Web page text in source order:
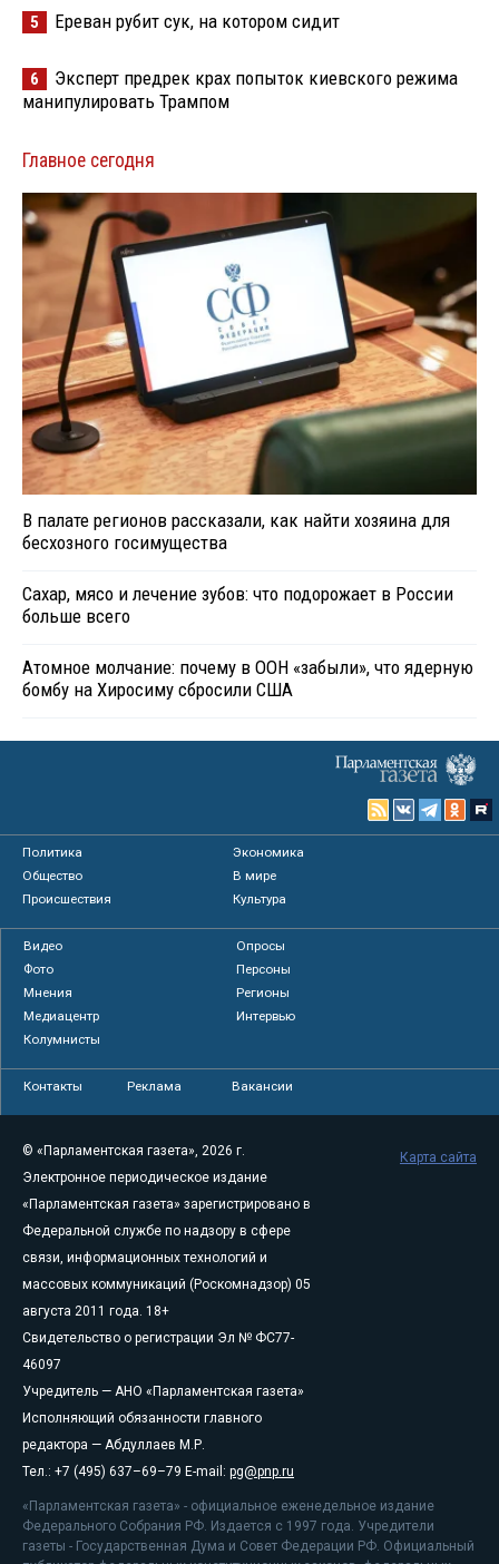
5 Ереван рубит сук, на котором сидит
6
Эксперт предрек крах попыток киевского режима
манипулировать Трампом
Главное сегодня
В палате регионов рассказали, как найти хозяина для
бесхозного госимущества
Сахар, мясо и лечение зубов: что подорожает в России
больше всего
Атомное молчание: почему в ООН «забыли», что ядерную
бомбу на Хиросиму сбросили США
Политика
Экономика
Общество
В мире
Происшествия
Культура
Видео
Опросы
Фото
Персоны
Мнения
Регионы
Медиацентр
Интервью
Колумнисты
Контакты Реклама Вакансии
© «Парламентская газета», 2026 г.
Электронное периодическое издание
«Парламентская газета» зарегистрировано в
Федеральной службе по надзору в сфере
связи, информационных технологий и
массовых коммуникаций (Роскомнадзор) 05
августа 2011 года. 18+
Свидетельство о регистрации Эл № ФС77-
46097
Учредитель — АНО «Парламентская газета»
Исполняющий обязанности главного
редактора — Абдуллаев М.Р.
Тел.: +7 (495) 637–69–79 E-mail: pg@pnp.ru
«Парламентская газета» - официальное еженедельное издание
Федерального Собрания РФ. Издается с 1997 года. Учредители
газеты - Государственная Дума и Совет Федерации РФ. Официальный
Карта сайта